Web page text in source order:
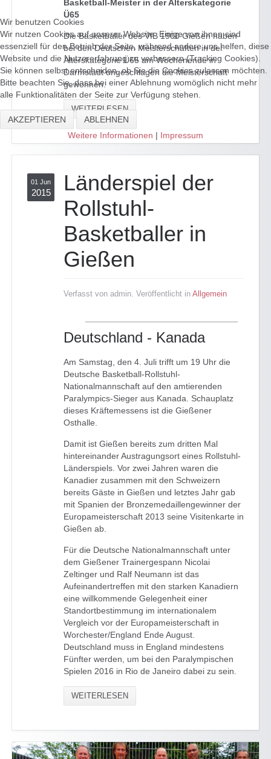
Basketball-Meister in der Alterskategorie
Ü65
Die Basketballer des VfB 1900 Gießen haben
bei den Deutschen Meisterschaften in der
Alterskategorie Ü65 am Wochenende in
Darmstadt ungeschlagen die Meisterschaft
gewonnen.
WEITERLESEN
01 Jun
2015
Länderspiel der
Rollstuhl-
Basketballer in
Gießen
Verfasst von admin. Veröffentlicht in Allgemein
Deutschland - Kanada
Am Samstag, den 4. Juli trifft um 19 Uhr die
Deutsche Basketball-Rollstuhl-
Nationalmannschaft auf den amtierenden
Paralympics-Sieger aus Kanada. Schauplatz
dieses Kräftemessens ist die Gießener
Osthalle.
Damit ist Gießen bereits zum dritten Mal
hintereinander Austragungsort eines Rollstuhl-
Länderspiels. Vor zwei Jahren waren die
Kanadier zusammen mit den Schweizern
bereits Gäste in Gießen und letztes Jahr gab
mit Spanien der Bronzemedaillengewinner der
Europameisterschaft 2013 seine Visitenkarte in
Gießen ab.
Für die Deutsche Nationalmannschaft unter
dem Gießener Trainergespann Nicolai
Zeltinger und Ralf Neumann ist das
Aufeinandertreffen mit den starken Kanadiern
eine willkommende Gelegenheit einer
Standortbestimmung im internationalem
Vergleich vor der Europameisterschaft in
Worchester/England Ende August.
Deutschland muss in England mindestens
Fünfter werden, um bei den Paralympischen
Spielen 2016 in Rio de Janeiro dabei zu sein.
WEITERLESEN
Wir benutzen Cookies
Wir nutzen Cookies auf unserer Website. Einige von ihnen sind
essenziell für den Betrieb der Seite, während andere uns helfen, diese
Website und die Nutzererfahrung zu verbessern (Tracking Cookies).
Sie können selbst entscheiden, ob Sie die Cookies zulassen möchten.
Bitte beachten Sie, dass bei einer Ablehnung womöglich nicht mehr
alle Funktionalitäten der Seite zur Verfügung stehen.
AKZEPTIEREN
ABLEHNEN
Weitere Informationen | Impressum